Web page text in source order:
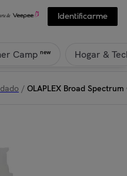
Identificarme
Camp new Hogar &
/ OLAPLEX Broad